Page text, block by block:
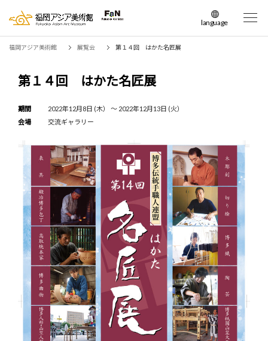
language
日本語
福岡アジア美術館 展覧会 第１４回 はかた名匠展
第１４回 はかた名匠展
期間
2022年12月8日 (木） 〜 2022年12月13日 (火）
会場
交流ギャラリー